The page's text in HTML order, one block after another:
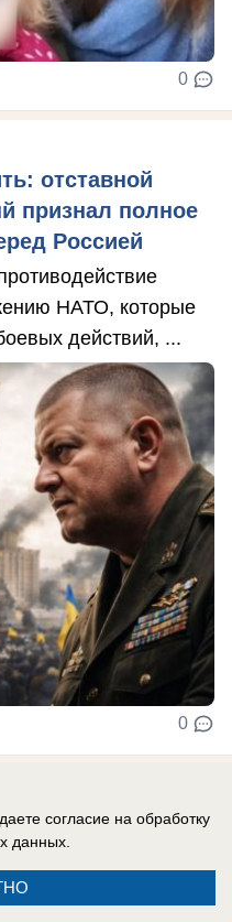
0
отставной
признал полное
Россией
НАТО, которые
действий, ...
0
согласие на обработку
данных.